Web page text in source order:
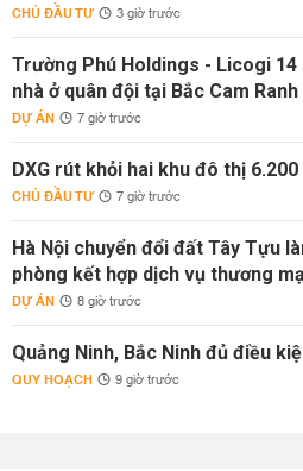
CHỦ ĐẦU TƯ 3 giờ trước
Trường Phú Holdings - Licogi 14
nhà ở quân đội tại Bắc Cam Ranh
DỰ ÁN 7 giờ trước
DXG rút khỏi hai khu đô thị
CHỦ ĐẦU TƯ 7 giờ trước
Hà Nội chuyển đổi đất Tây Tựu
phòng kết hợp dịch vụ thương
DỰ ÁN 8 giờ trước
Quảng Ninh, Bắc Ninh đủ điều
QUY HOẠCH 9 giờ trước